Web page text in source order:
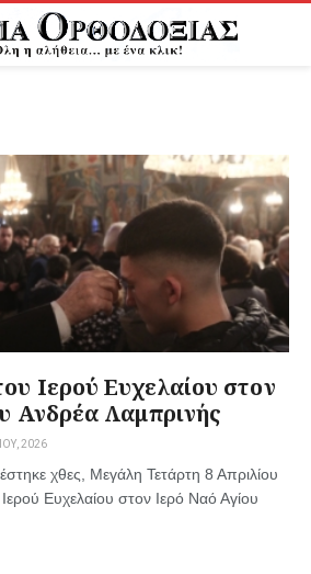
Ιερού Ευχελαίου στον
Ανδρέα Λαμπρινής
2026
χθες, Μεγάλη Τετάρτη 8 Απριλίου
Ευχελαίου στον Ιερό Ναό Αγίου